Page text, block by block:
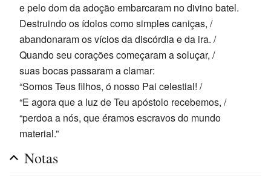
e pelo dom da adoção embarcaram no divino batel.
Destruindo os ídolos como simples caniças, /
abandonaram os vícios da discórdia e da ira. /
Quando seu corações começaram a soluçar, /
suas bocas passaram a clamar:
“Somos Teus filhos, ó nosso Pai celestial! /
“E agora que a luz de Teu apóstolo recebemos, /
“perdoa a nós, que éramos escravos do mundo
material.”
Notas